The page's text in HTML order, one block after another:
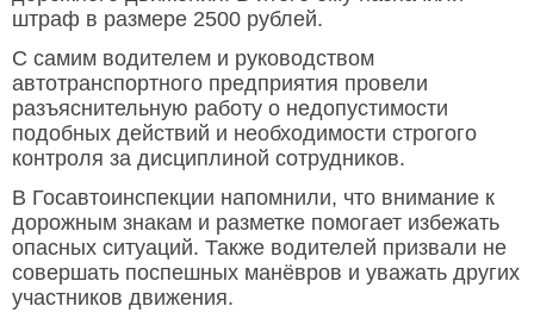
штраф в размере 2500 рублей.
С самим водителем и руководством
автотранспортного предприятия провели
разъяснительную работу о недопустимости
подобных действий и необходимости строгого
контроля за дисциплиной сотрудников.
В Госавтоинспекции напомнили, что внимание к
дорожным знакам и разметке помогает избежать
опасных ситуаций. Также водителей призвали не
совершать поспешных манёвров и уважать других
участников движения.